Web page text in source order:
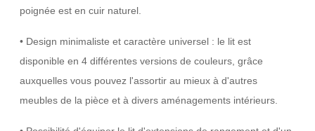
poignée est en cuir naturel.
• Design minimaliste et caractère universel : le lit est
disponible en 4 différentes versions de couleurs, grâce
auxquelles vous pouvez l'assortir au mieux à d'autres
meubles de la pièce et à divers aménagements intérieurs.